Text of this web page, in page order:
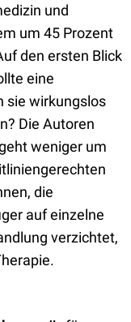
und
um 45 Prozent
den ersten Blick
eine
sie wirkungslos
Die Autoren
weniger um
die
auf einzelne
verzichtet,